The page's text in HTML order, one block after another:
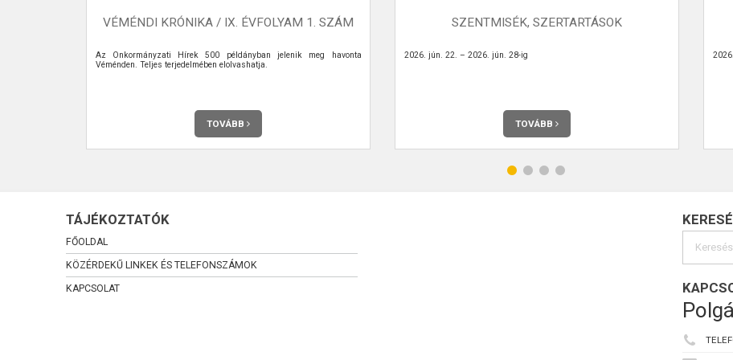
VÉMÉNDI KRÓNIKA / IX. ÉVFOLYAM 1. SZÁM
Az Önkormányzati Hírek 500 példányban jelenik meg havonta
Véménden. Teljes terjedelmében elolvashatja.
TOVÁBB
SZENTMISÉK, SZERTARTÁSOK
2026. jún. 22. – 2026. jún. 28-ig
TOVÁBB
TÁJÉKOZTATÓK
FŐOLDAL
KÖZÉRDEKŰ LINKEK ÉS TELEFONSZÁMOK
KAPCSOLAT